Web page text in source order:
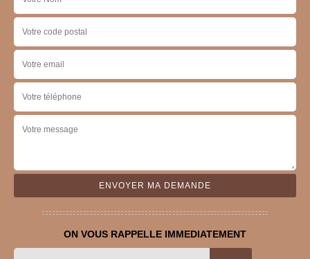
ON VOUS RAPPELLE IMMEDIATEMENT